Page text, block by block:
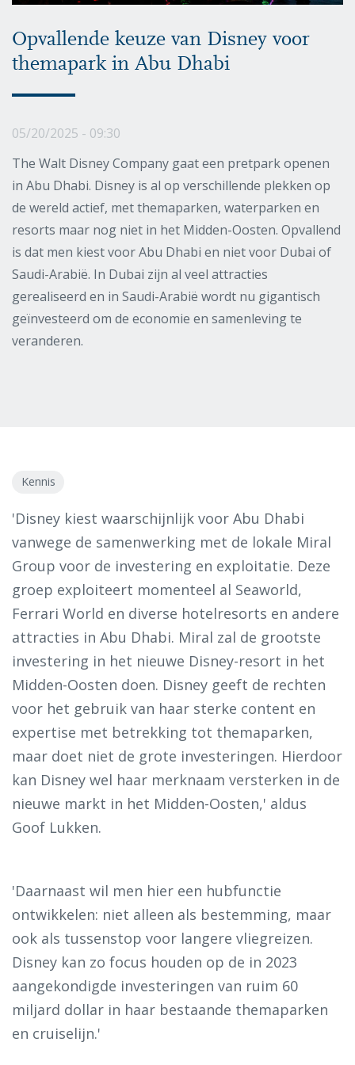
Opvallende keuze van Disney voor
themapark in Abu Dhabi
05/20/2025 - 09:30
The Walt Disney Company gaat een pretpark openen
in Abu Dhabi. Disney is al op verschillende plekken op
de wereld actief, met themaparken, waterparken en
resorts maar nog niet in het Midden-Oosten. Opvallend
is dat men kiest voor Abu Dhabi en niet voor Dubai of
Saudi-Arabië. In Dubai zijn al veel attracties
gerealiseerd en in Saudi-Arabië wordt nu gigantisch
geïnvesteerd om de economie en samenleving te
veranderen.
Kennis
'Disney kiest waarschijnlijk voor Abu Dhabi
vanwege de samenwerking met de lokale Miral
Group voor de investering en exploitatie. Deze
groep exploiteert momenteel al Seaworld,
Ferrari World en diverse hotelresorts en andere
attracties in Abu Dhabi. Miral zal de grootste
investering in het nieuwe Disney-resort in het
Midden-Oosten doen. Disney geeft de rechten
voor het gebruik van haar sterke content en
expertise met betrekking tot themaparken,
maar doet niet de grote investeringen. Hierdoor
kan Disney wel haar merknaam versterken in de
nieuwe markt in het Midden-Oosten,' aldus
Goof Lukken.
'Daarnaast wil men hier een hubfunctie
ontwikkelen: niet alleen als bestemming, maar
ook als tussenstop voor langere vliegreizen.
Disney kan zo focus houden op de in 2023
aangekondigde investeringen van ruim 60
miljard dollar in haar bestaande themaparken
en cruiselijn.'